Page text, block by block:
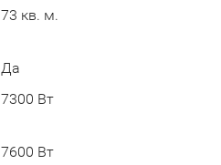
73 кв. м.
Да
7300 Вт
7600 Вт